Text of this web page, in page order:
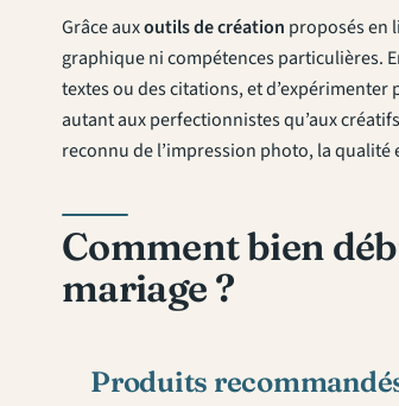
Grâce auxoutils de création proposés en
graphique ni compétences particulières.
textes ou des citations, et
autant aux perfectionnistes qu’aux
reconnu de l’impression photo, la
Comment bien
mariage ?
Produits